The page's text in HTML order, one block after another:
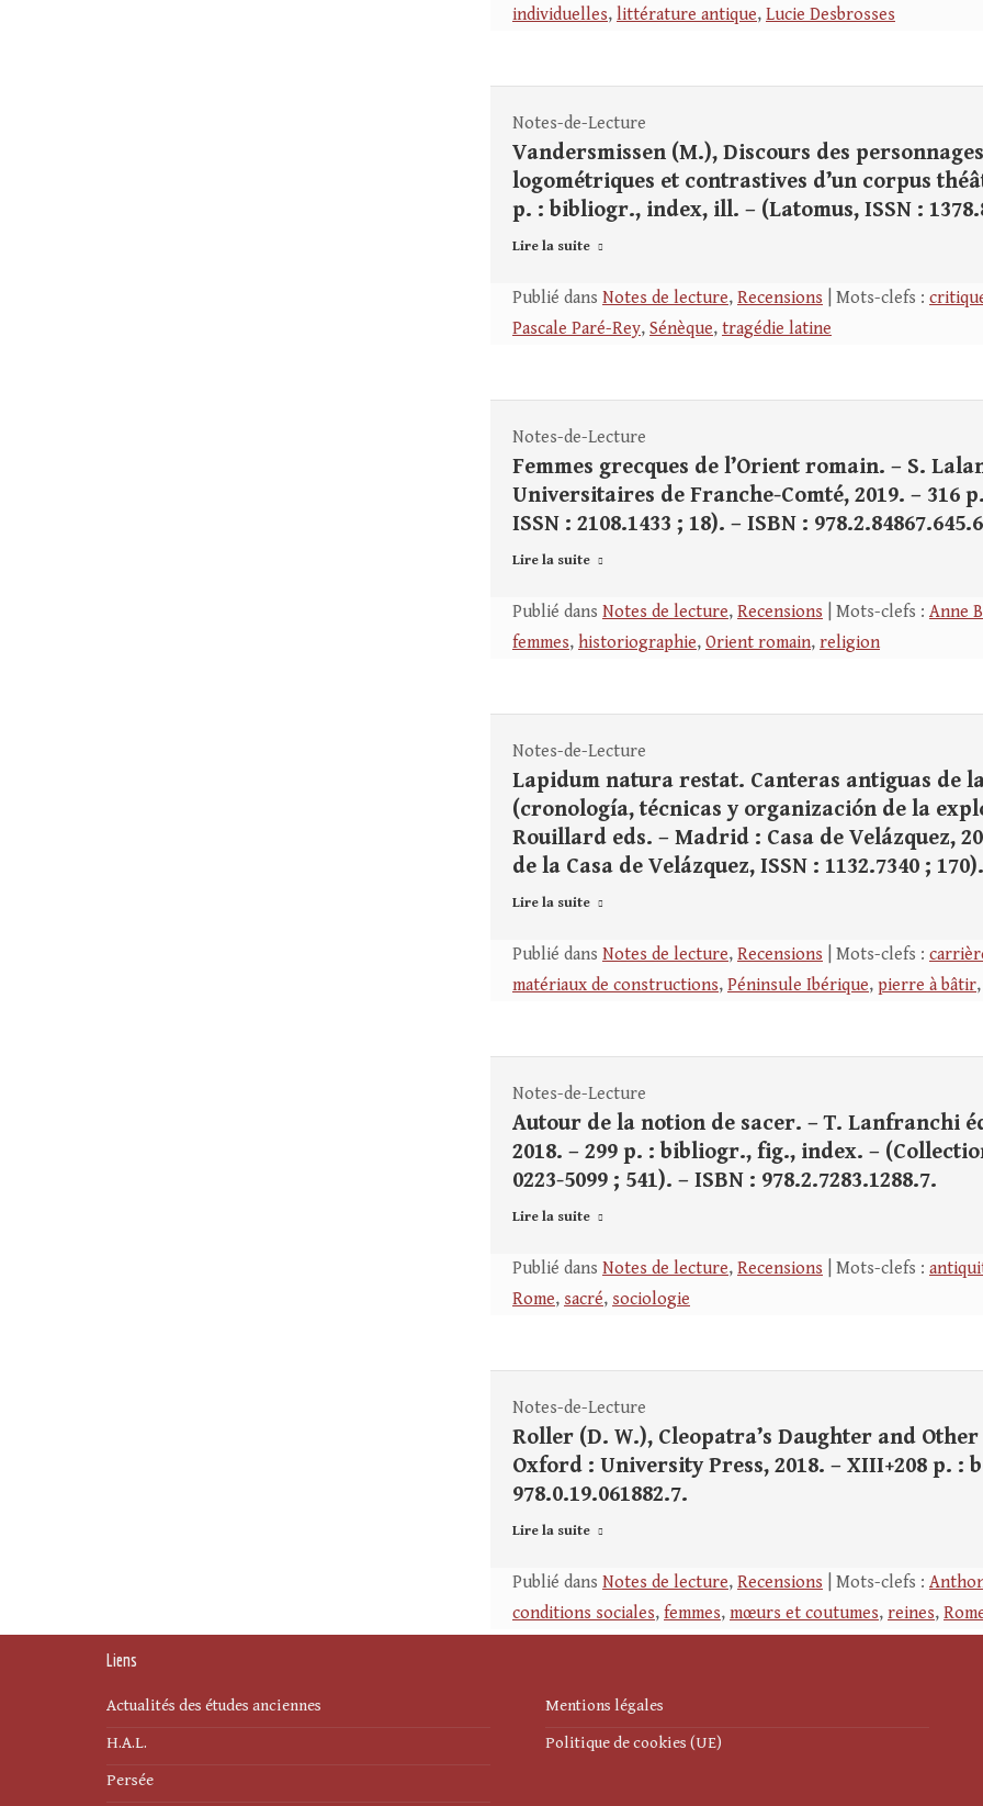
individuelles, littérature antique, Lucie Desbrosses
Notes-de-Lecture
Vandersmissen (M.), Discours des
logométriques et contrastives d’un corpus
p. : bibliogr., index, ill. – (Latomus, ISSN :
Lire la suite
Publié dans Notes de lecture, Recensions | Mots-clefs :
Pascale Paré-Rey, Sénèque, tragédie latine
Notes-de-Lecture
Femmes grecques de l’Orient romain. – S.
Universitaires de Franche-Comté, 2019. – 316
ISSN : 2108.1433 ; 18). – ISBN :
Lire la suite
Publié dans Notes de lecture, Recensions | Mots-clefs : Anne
femmes, historiographie, Orient romain, religion
Notes-de-Lecture
Lapidum natura restat. Canteras antiguas de
(cronología, técnicas y organización de la
Rouillard eds. – Madrid : Casa de Velázquez,
de la Casa de Velázquez, ISSN : 1132.7340 ;
Lire la suite
Publié dans Notes de lecture, Recensions | Mots-clefs :
matériaux de constructions, Péninsule Ibérique, pierre à bâtir
Notes-de-Lecture
Autour de la notion de sacer. – T. Lanfranchi
2018. – 299 p. : bibliogr., fig., index. –
0223-5099 ; 541). – ISBN : 978.2.7283.1288.7.
Lire la suite
Publié dans Notes de lecture, Recensions | Mots-clefs :
Rome, sacré, sociologie
Notes-de-Lecture
Roller (D. W.), Cleopatra’s Daughter and
Oxford : University Press, 2018. – XIII+208 p. :
978.0.19.061882.7.
Lire la suite
Publié dans Notes de lecture, Recensions | Mots-clefs :
conditions sociales, femmes, mœurs et coutumes, reines,
Liens
Actualités des études anciennes
H.A.L.
Persée
Mentions légales
Politique de cookies (UE)